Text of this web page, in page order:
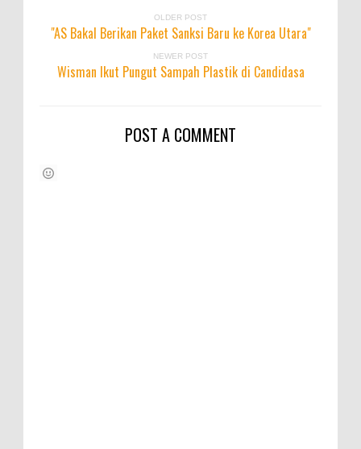
OLDER POST
"AS Bakal Berikan Paket Sanksi Baru ke Korea Utara"
NEWER POST
Wisman Ikut Pungut Sampah Plastik di Candidasa
POST A COMMENT